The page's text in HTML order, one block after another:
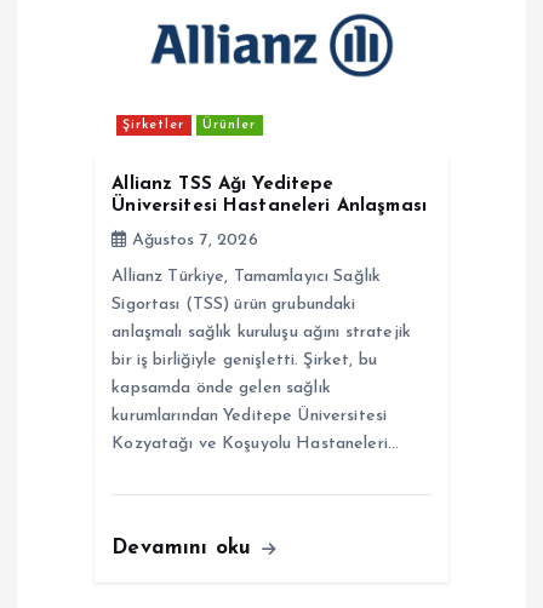
Şirketler Ürünler
Allianz TSS Ağı Yeditepe
Üniversitesi Hastaneleri Anlaşması
Ağustos 7, 2026
Allianz Türkiye, Tamamlayıcı Sağlık
Sigortası (TSS) ürün grubundaki
anlaşmalı sağlık kuruluşu ağını stratejik
bir iş birliğiyle genişletti. Şirket, bu
kapsamda önde gelen sağlık
kurumlarından Yeditepe Üniversitesi
Kozyatağı ve Koşuyolu Hastaneleri…
Devamını oku